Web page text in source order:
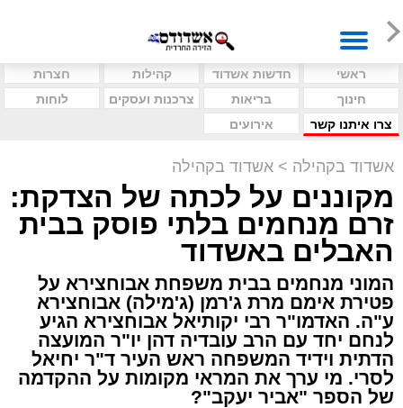
ראשי חדשות אשדוד קהילות
חצרות
חינוך
בריאות צרכנות ועסקים
לוחות
צרו איתנו קשר
אירועים
אשדוד בקהילה > אשדוד בקהילה
מקוננים על לכתה של הצדקת:
זרם מנחמים בלתי פוסק בבית
האבלים באשדוד
המוני מנחמים בבית משפחת אבוחצירא על
פטירת אימם מרת ג'רמן (ג'מילה) אבוחצירא
ע"ה. האדמו"ר רבי יקותיאל אבוחצירא הגיע
לנחם יחד עם הרב עובדיה דהן יו"ר המועצה
הדתית וידיד המשפחה ראש העיר ד"ר יחיאל
לסרי. מי ערך את המראי מקומות על ההקדמה
של הספר "אביר יעקב"?